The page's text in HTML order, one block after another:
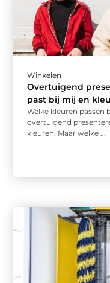
Winkelen
Overtuigend
past bij mij en
Welke kleuren passen
overtuigend
kleuren. Maar welke ...